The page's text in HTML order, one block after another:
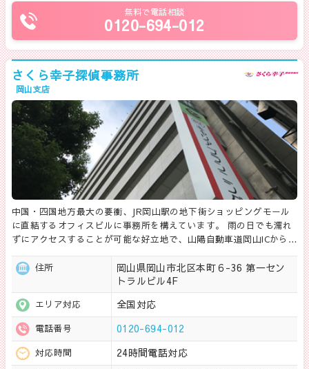
無料で電話相談
0120-694-012
さくら幸子探偵事務所
岡山支店
中国・四国地方最大の要衝、JR岡山駅の地下街ショッピングモール
に直結するオフィスビルに事務所を構えています。 雨の日でも濡れ
ずにアクセスすることが可能な好立地で、山陽自動車道岡山ICから…
住所
岡山県岡山市北区本町６-36 第一セン
トラルビル4F
エリア対応 全国対応
電話番号 0120-694-012
対応時間 24時間電話対応